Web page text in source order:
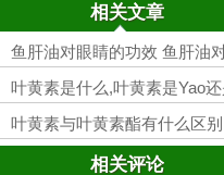
相关文章
鱼肝油对眼睛的功效 鱼肝油
叶黄素是什么,叶黄素是Yao
叶黄素与叶黄素酯有什么区
相关评论